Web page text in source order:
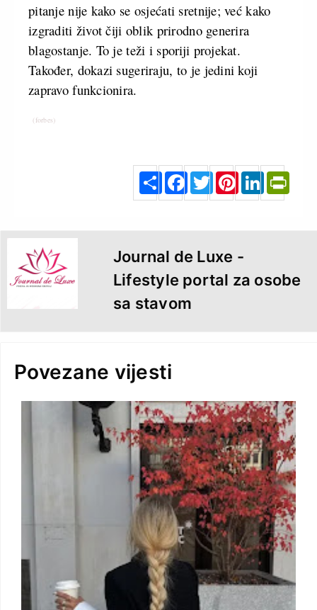
pitanje nije kako se osjećati sretnije; već kako
izgraditi život čiji oblik prirodno generira
blagostanje. To je teži i sporiji projekat.
Također, dokazi sugeriraju, to je jedini koji
zapravo funkcionira.
(forbes)
S
ha
e
F
a
b
o
o
k
T
w
e
r
P
re
s
t
L
d
I
n
Journal de Luxe -
Lifestyle portal za osobe
sa stavom
Povezane vijesti